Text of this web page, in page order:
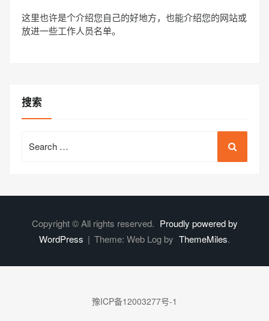
这里也许是个介绍您自己的好地方，也能介绍您的网站或
放进一些工作人员名单。
搜索
for:
Copyright © All rights reserved. Proudly powered by
WordPress | Theme: Web Log by ThemeMiles.
豫ICP备12003277号-1